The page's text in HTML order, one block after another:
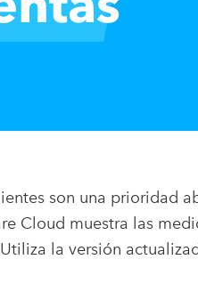
son una prioridad
Cloud muestra las
la versión